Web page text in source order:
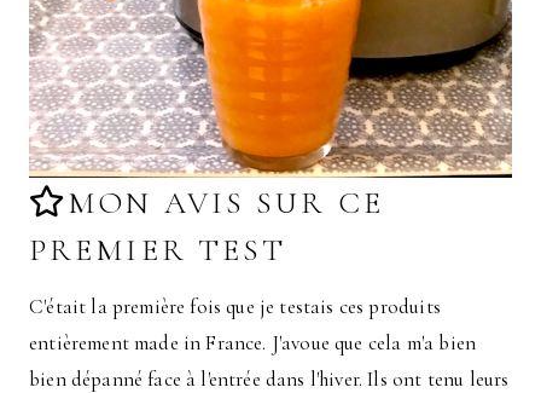
MON AVIS SUR CE
PREMIER TEST
C'était la première fois que je testais ces produits
entièrement made in France. J'avoue que cela m'a bien
bien dépanné face à l'entrée dans l'hiver. Ils ont tenu leurs